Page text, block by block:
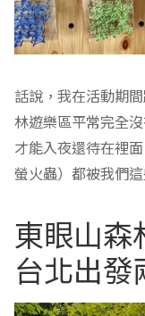
話說，我在活動期
林遊樂區平常完全
才能入夜還待在裡
螢火蟲）都被我們
東眼山森
台北出發